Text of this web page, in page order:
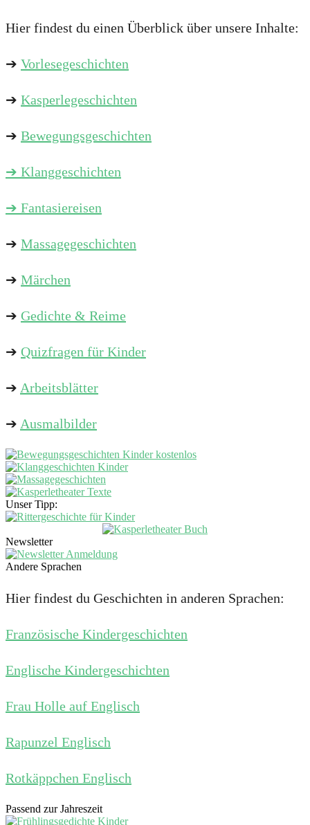
Hier findest du einen Überblick über unsere Inhalte:
➔ Vorlesegeschichten
➔ Kasperlegeschichten
➔ Bewegungsgeschichten
➔ Klanggeschichten
➔ Fantasiereisen
➔ Massagegeschichten
➔ Märchen
➔ Gedichte & Reime
➔ Quizfragen für Kinder
➔ Arbeitsblätter
➔ Ausmalbilder
Unser Tipp:
Newsletter
Andere Sprachen
Hier findest du Geschichten in anderen Sprachen:
Französische Kindergeschichten
Englische Kindergeschichten
Frau Holle auf Englisch
Rapunzel Englisch
Rotkäppchen Englisch
Passend zur Jahreszeit